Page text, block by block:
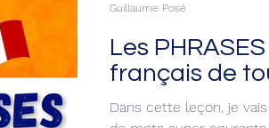
Les
français de
Dans cette leçon, je
Guillaume Posé